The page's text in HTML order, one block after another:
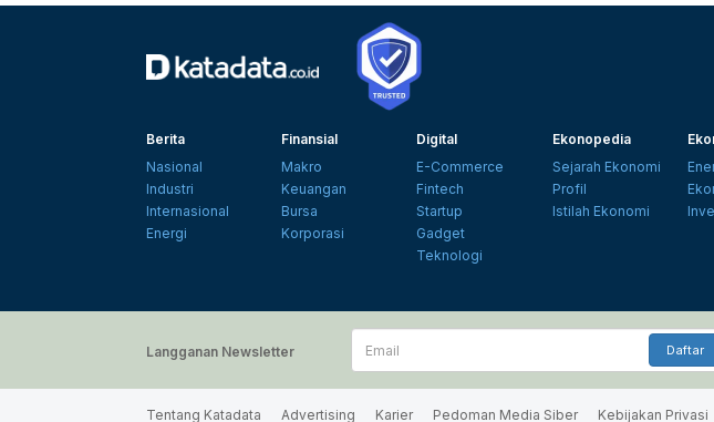
Berita
Nasional
Industri
Internasional
Energi
Finansial
Makro
Keuangan
Bursa
Korporasi
Digital
E-Commerce
Fintech
Startup
Gadget
Teknologi
Ekonopedia
Sejarah Ekonomi
Profil
Istilah Ekonomi
Langganan Newsletter
Email
Daftar
Tentang Katadata Advertising Karier Pedoman Media Siber Kebijakan Privasi